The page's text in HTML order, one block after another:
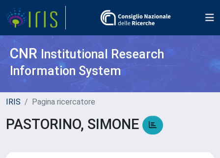
CNR Institutional Research
Information System
IRIS Pagina ricercatore
PASTORINO, SIMONE